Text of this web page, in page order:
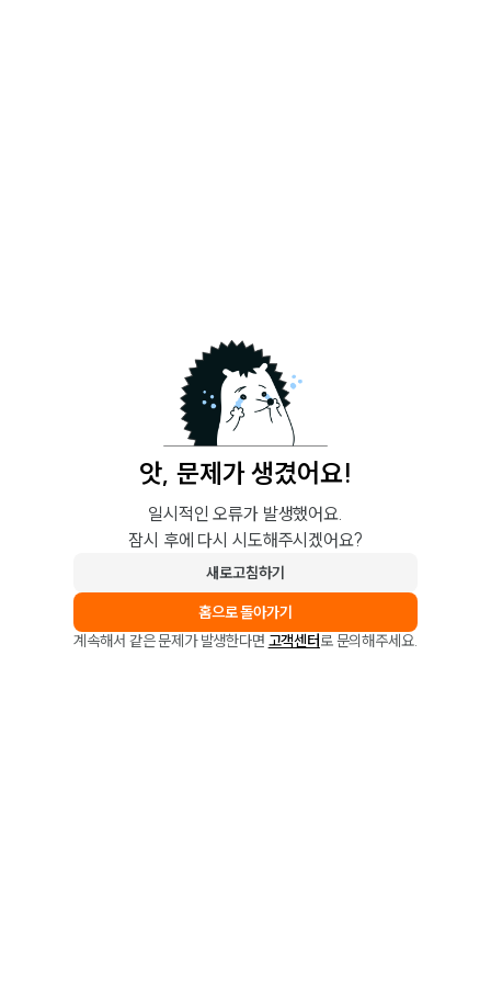
앗, 문제가 생겼어요!
일시적인 오류가 발생했어요.
잠시 후에 다시 시도해주시겠어요?
새로고침하기
홈으로 돌아가기
계속해서 같은 문제가 발생한다면 고객센터로 문의해주세요.